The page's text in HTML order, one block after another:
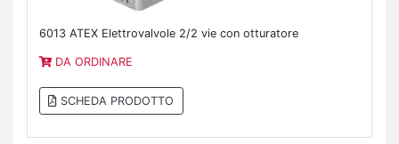
6013 ATEX Elettrovalvole 2/2 vie con otturatore
DA ORDINARE
SCHEDA PRODOTTO